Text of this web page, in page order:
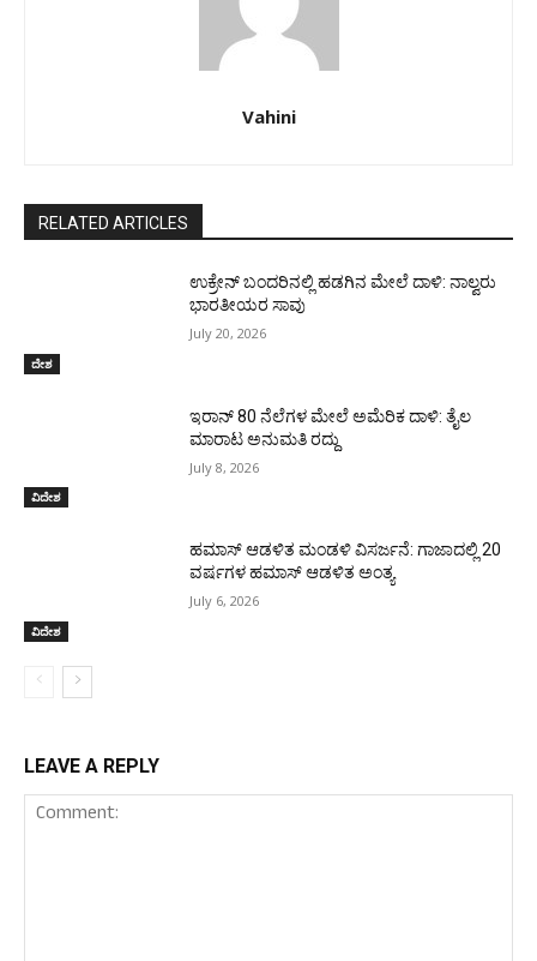
Vahini
RELATED ARTICLES
ದೇಶ
ಉಕ್ರೇನ್‌ ಬಂದರಿನಲ್ಲಿ ಹಡಗಿನ ಮೇಲೆ ದಾಳಿ: ನಾಲ್ವರು
ಭಾರತೀಯರ ಸಾವು
July 20, 2026
ವಿದೇಶ
ಇರಾನ್‌ 80 ನೆಲೆಗಳ ಮೇಲೆ ಅಮೆರಿಕ ದಾಳಿ: ತೈಲ
ಮಾರಾಟ ಅನುಮತಿ ರದ್ದು
July 8, 2026
ವಿದೇಶ
ಹಮಾಸ್ ಆಡಳಿತ ಮಂಡಳಿ ವಿಸರ್ಜನೆ: ಗಾಜಾದಲ್ಲಿ 20
ವರ್ಷಗಳ ಹಮಾಸ್ ಆಡಳಿತ ಅಂತ್ಯ
July 6, 2026
LEAVE A REPLY